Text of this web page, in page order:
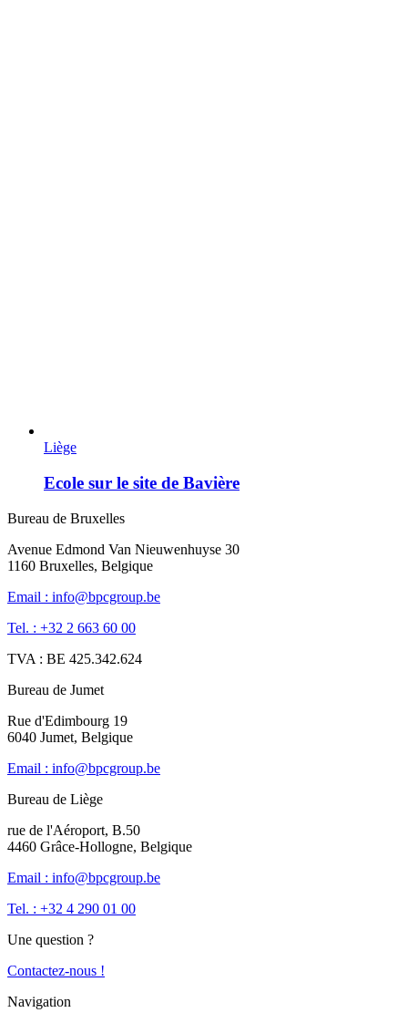
Liège
Ecole sur le site de Bavière
Bureau de Bruxelles
Avenue Edmond Van Nieuwenhuyse 30
1160 Bruxelles, Belgique
Email : info@bpcgroup.be
Tel. : +32 2 663 60 00
TVA : BE 425.342.624
Bureau de Jumet
Rue d'Edimbourg 19
6040 Jumet, Belgique
Email : info@bpcgroup.be
Bureau de Liège
rue de l'Aéroport, B.50
4460 Grâce-Hollogne, Belgique
Email : info@bpcgroup.be
Tel. : +32 4 290 01 00
Une question ?
Contactez-nous !
Navigation